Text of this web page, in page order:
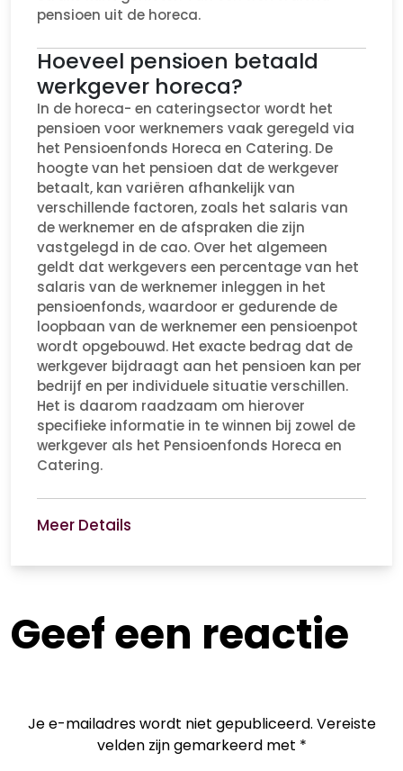
pensioen uit de horeca.
Hoeveel pensioen betaald
werkgever horeca?
In de horeca- en cateringsector wordt het
pensioen voor werknemers vaak geregeld via
het Pensioenfonds Horeca en Catering. De
hoogte van het pensioen dat de werkgever
betaalt, kan variëren afhankelijk van
verschillende factoren, zoals het salaris van
de werknemer en de afspraken die zijn
vastgelegd in de cao. Over het algemeen
geldt dat werkgevers een percentage van het
salaris van de werknemer inleggen in het
pensioenfonds, waardoor er gedurende de
loopbaan van de werknemer een pensioenpot
wordt opgebouwd. Het exacte bedrag dat de
werkgever bijdraagt aan het pensioen kan per
bedrijf en per individuele situatie verschillen.
Het is daarom raadzaam om hierover
specifieke informatie in te winnen bij zowel de
werkgever als het Pensioenfonds Horeca en
Catering.
Meer Details
Geef een reactie
Je e-mailadres wordt niet gepubliceerd. Vereiste
velden zijn gemarkeerd met *